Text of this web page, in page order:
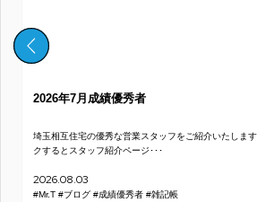
秀者
な営業スタッフをご紹介いたします。スタッフの名前をクリッ
ページ･･･
#雑記帳